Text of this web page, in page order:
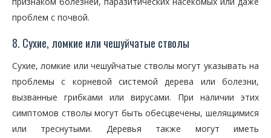
проблем с почвой.
8. Сухие, ломкие или чешуйчатые стволы
Сухие, ломкие или чешуйчатые стволы могут указывать на
проблемы с корневой системой дерева или болезни,
вызванные грибками или вирусами. При наличии этих
симптомов стволы могут быть обесцвечены, шелящимися
или треснутыми. Деревья также могут иметь